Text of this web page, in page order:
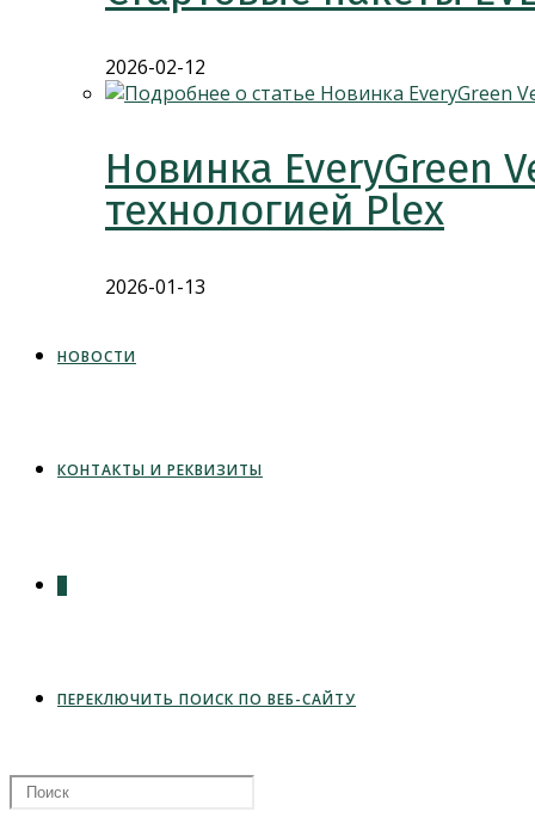
2026-02-12
Новинка EveryGreen
технологией Plex
2026-01-13
НОВОСТИ
КОНТАКТЫ И РЕКВИЗИТЫ
ПЕРЕКЛЮЧИТЬ ПОИСК ПО ВЕБ-САЙТУ